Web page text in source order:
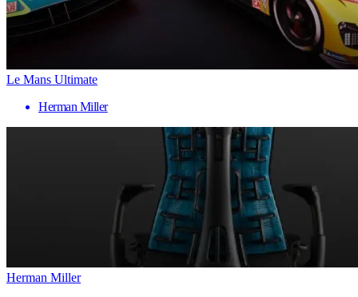
Le Mans Ultimate
Herman Miller
Herman Miller